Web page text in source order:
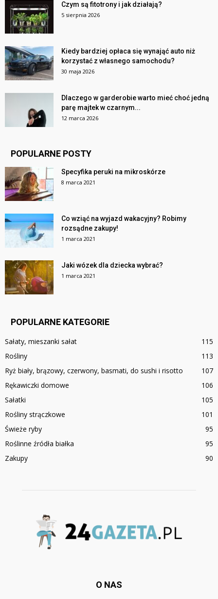
Czym są fitotrony i jak działają?
5 sierpnia 2026
Kiedy bardziej opłaca się wynająć auto niż
korzystać z własnego samochodu?
30 maja 2026
Dlaczego w garderobie warto mieć choć jedną
parę majtek w czarnym...
12 marca 2026
POPULARNE POSTY
Specyfika peruki na mikroskórze
8 marca 2021
Co wziąć na wyjazd wakacyjny? Robimy
rozsądne zakupy!
1 marca 2021
Jaki wózek dla dziecka wybrać?
1 marca 2021
POPULARNE KATEGORIE
Sałaty, mieszanki sałat
115
Rośliny
113
Ryż biały, brązowy, czerwony, basmati, do sushi i risotto
107
Rękawiczki domowe
106
Sałatki
105
Rośliny strączkowe
101
Świeże ryby
95
Roślinne źródła białka
95
Zakupy
90
O NAS